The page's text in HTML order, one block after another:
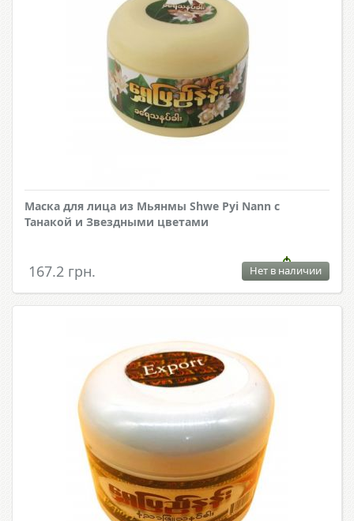
Маска для лица из Мьянмы Shwe Pyi Nann с
Танакой и Звездными цветами
167.2 грн. Нет в наличии